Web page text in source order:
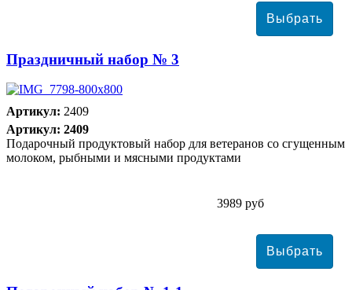
Праздничный набор № 3
Артикул: 2409
Артикул: 2409
Подарочный продуктовый набор для ветеранов со сгущенным
молоком, рыбными и мясными продуктами
3989 руб